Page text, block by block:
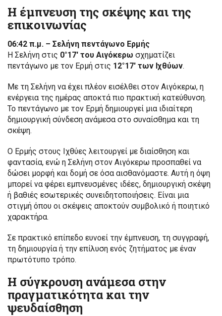
Η έμπνευση της σκέψης και της
επικοινωνίας
06:42 π.μ. – Σελήνη πεντάγωνο Ερμής
Η Σελήνη στις 0°17′ του Αιγόκερω σχηματίζει
πεντάγωνο με τον Ερμή στις 12°17′ των Ιχθύων.
Με τη Σελήνη να έχει πλέον εισέλθει στον Αιγόκερω, η
ενέργεια της ημέρας αποκτά πιο πρακτική κατεύθυνση.
Το πεντάγωνο με τον Ερμή δημιουργεί μια ιδιαίτερη
δημιουργική σύνδεση ανάμεσα στο συναίσθημα και τη
σκέψη.
Ο Ερμής στους Ιχθύες λειτουργεί με διαίσθηση και
φαντασία, ενώ η Σελήνη στον Αιγόκερω προσπαθεί να
δώσει μορφή και δομή σε όσα αισθανόμαστε. Αυτή η όψη
μπορεί να φέρει εμπνευσμένες ιδέες, δημιουργική σκέψη
ή βαθιές εσωτερικές συνειδητοποιήσεις. Είναι μια
στιγμή όπου οι σκέψεις αποκτούν συμβολικό ή ποιητικό
χαρακτήρα.
Σε πρακτικό επίπεδο ευνοεί την έμπνευση, τη συγγραφή,
τη δημιουργία ή την επίλυση ενός ζητήματος με έναν
πρωτότυπο τρόπο.
Η σύγκρουση ανάμεσα στην
πραγματικότητα και την
ψευδαίσθηση